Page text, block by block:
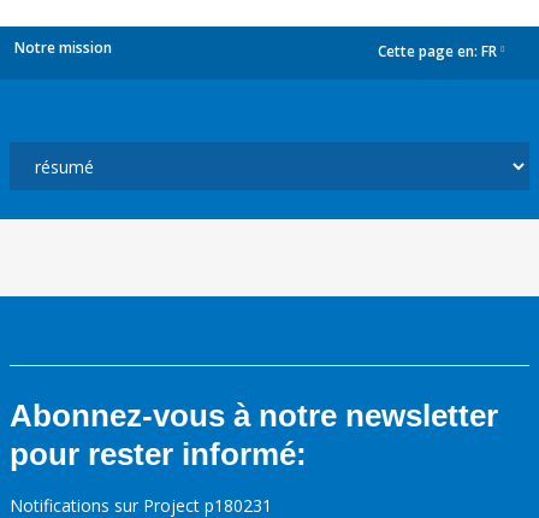
Notre mission Cette page en: FR
Abonnez-vous à notre newsletter
pour rester informé:
Notifications sur Project p180231